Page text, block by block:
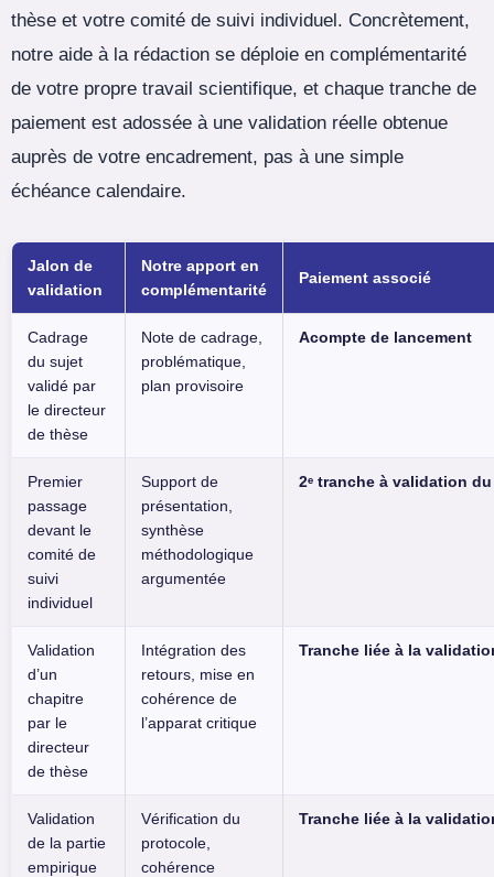
thèse et votre comité de suivi individuel. Concrètement,
notre aide à la rédaction se déploie en complémentarité
de votre propre travail scientifique, et chaque tranche de
paiement est adossée à une validation réelle obtenue
auprès de votre encadrement, pas à une simple
échéance calendaire.
Jalon de
validation
Notre apport en
complémentarité
Paiement associé
Cadrage
du sujet
validé par
le directeur
de thèse
Note de cadrage,
problématique,
plan provisoire
Acompte de lancement
Premier
passage
devant le
comité de
suivi
individuel
Support de
présentation,
synthèse
méthodologique
argumentée
2ᵉ tranche à validation du
Validation
d’un
chapitre
par le
directeur
de thèse
Intégration des
retours, mise en
cohérence de
l’apparat critique
Tranche liée à la
Validation
de la partie
empirique
Vérification du
protocole,
cohérence
Tranche liée à la